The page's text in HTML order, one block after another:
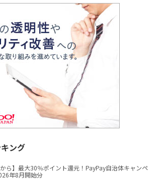
ング
から】最大30％ポイント還元！PayPay自治体キャンペ
年8月開始分